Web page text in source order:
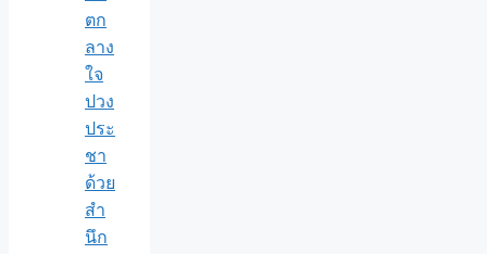
ตก
ลาง
ใจ
ปวง
ประ
ชา
ด้วย
สำ
นึก